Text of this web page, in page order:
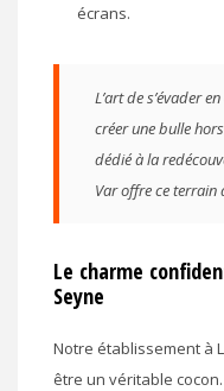
écrans.
L’art de s’évader
créer une bulle
dédié à la
Var offre ce terrain
Le charme
Seyne
Notre établissement à
être un véritable